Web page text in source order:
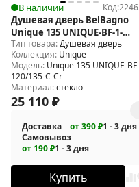
В наличии Код:
Душевая дверь BelBagno
Unique 135 UNIQUE-BF-1-
120/135-C-Cr
Тип товара:Душевая дверь
Коллекция: Unique
Модель: Unique 135 UNIQUE-
120/135-C-Cr
Материал:стекло
25 110 ₽
Доставка от 390 ₽1 - 3 дня
Самовывоз
от 190 ₽1 - 3 дня
Купить